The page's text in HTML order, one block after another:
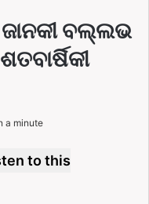
ବଲ୍ଲଭ
a minute
to this